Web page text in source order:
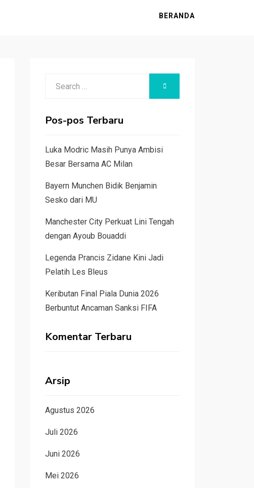
BERANDA
SEARCH
Pos-pos Terbaru
Luka Modric Masih Punya Ambisi
Besar Bersama AC Milan
Bayern Munchen Bidik Benjamin
Sesko dari MU
Manchester City Perkuat Lini Tengah
dengan Ayoub Bouaddi
Legenda Prancis Zidane Kini Jadi
Pelatih Les Bleus
Keributan Final Piala Dunia 2026
Berbuntut Ancaman Sanksi FIFA
Komentar Terbaru
Arsip
Agustus 2026
Juli 2026
Juni 2026
Mei 2026